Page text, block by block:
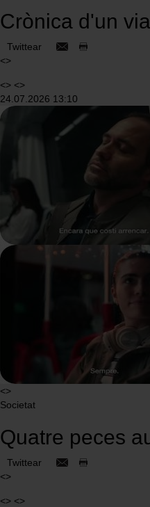
Crònica d'un
Twittear
<>
<> <>
24.07.2026 13:10
<>
Societat
Quatre peces
Twittear
<>
<> <>